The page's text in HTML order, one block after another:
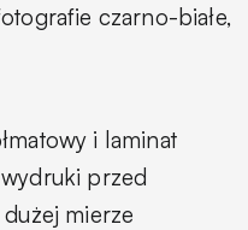
czarno-białe,
i laminat
przed
mierze